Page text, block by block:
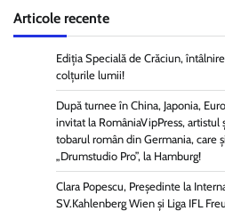
Articole recente
Ediția Specială de Crăciun,
colțurile lumii!
După turnee în China, Japonia,
invitat la RomâniaVipPress,
tobarul român din Germania, care
„Drumstudio Pro”, la Hamburg!
Clara Popescu, Președinte la
SV.Kahlenberg Wien şi Liga IFL